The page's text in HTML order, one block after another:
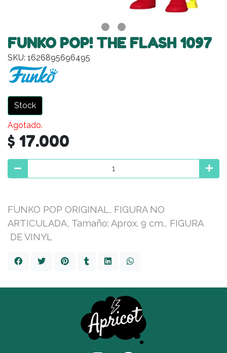
FUNKO POP! THE FLASH 1097
SKU: 1626895696495
Stock
Agotado.
$ 17.000
FUNKO POP ORIGINAL, FIGURA NO
ARTICULADA, Tamaño: Aprox. 9 cm., FIGURA
DE VINYL